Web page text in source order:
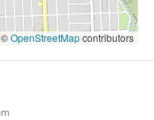
OpenStreetMapcontributors